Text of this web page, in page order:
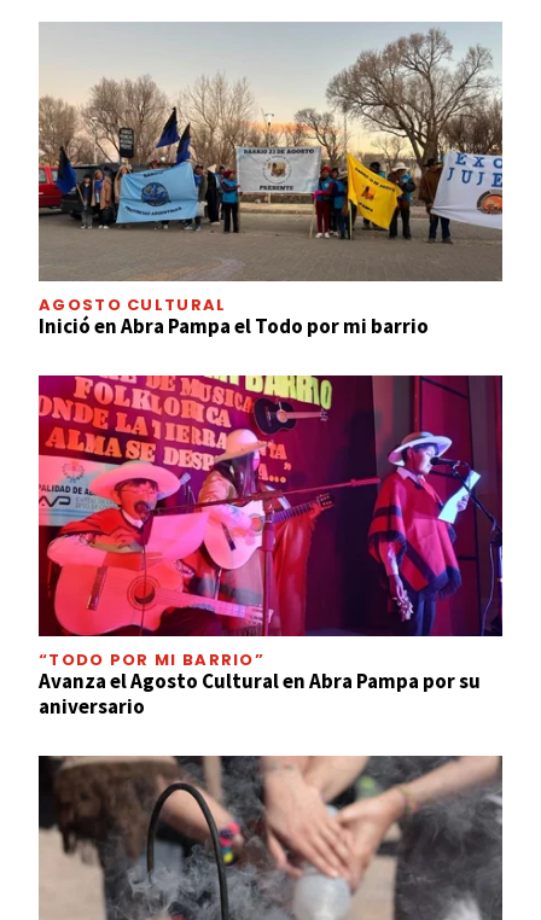
AGOSTO CULTURAL
Inició en Abra Pampa el Todo por mi barrio
“TODO POR MI BARRIO”
Avanza el Agosto Cultural en Abra Pampa por su
aniversario